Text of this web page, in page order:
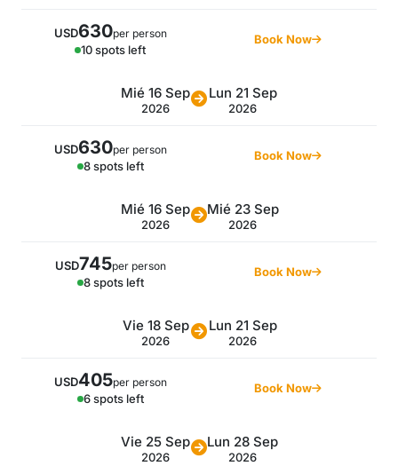
USD630per person
10 spots left
Book Now
Mié 16 Sep
2026
Lun 21 Sep
2026
USD630per person
8 spots left
Book Now
Mié 16 Sep
2026
Mié 23 Sep
2026
USD745per person
8 spots left
Book Now
Vie 18 Sep
2026
Lun 21 Sep
2026
USD405per person
6 spots left
Book Now
Vie 25 Sep
2026
Lun 28 Sep
2026